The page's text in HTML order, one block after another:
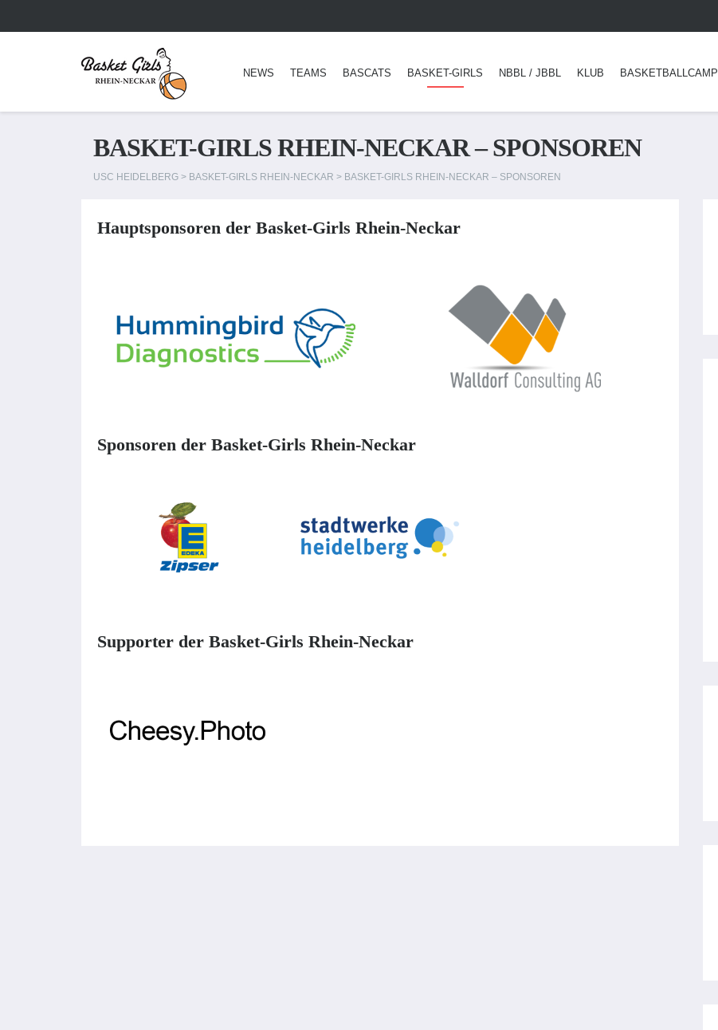
NEWS TEAMS BASCATS BASKET-GIRLS NBBL / JBBL KLUB BASKETBALLCAMP
BASKET-GIRLS RHEIN-NECKAR – SPONSOREN
USC HEIDELBERG > BASKET-GIRLS RHEIN-NECKAR > BASKET-GIRLS RHEIN-NECKAR – SPONSOREN
Hauptsponsoren der Basket-Girls Rhein-Neckar
Sponsoren der Basket-Girls Rhein-Neckar
Supporter der Basket-Girls Rhein-Neckar